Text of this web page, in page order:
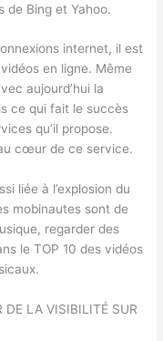
de Bing et Yahoo.
internet, il est
en ligne. Même
aujourd’hui la
ce qui fait le succès
qu’il propose.
cœur de ce service.
liée à l’explosion du
mobinautes sont de
regarder des
le TOP 10 des vidéos
DE LA VISIBILITÉ SUR